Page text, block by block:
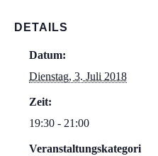
DETAILS
Datum:
Dienstag, 3. Juli 2018
Zeit:
19:30 - 21:00
Veranstaltungskategori